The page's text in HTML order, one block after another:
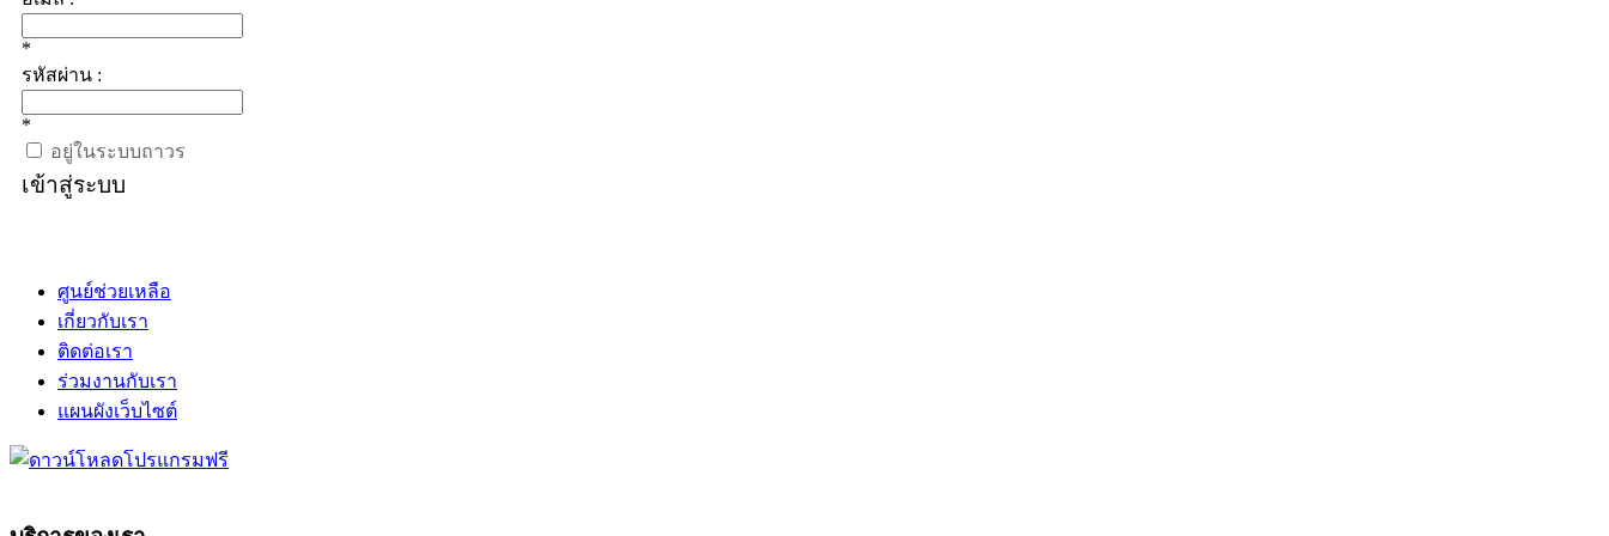
*
รหัสผ่าน :
*
อยู่ในระบบถาวร
เข้าสู่ระบบ
ศูนย์ช่วยเหลือ
เกี่ยวกับเรา
ติดต่อเรา
ร่วมงานกับเรา
แผนผังเว็บไซต์